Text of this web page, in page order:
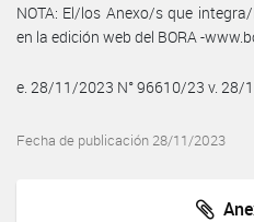
NOTA: El/los Anexo/s que
en la edición web del BORA -
e. 28/11/2023 N° 96610/23 v. 28/
Fecha de publicación 28/11/2023